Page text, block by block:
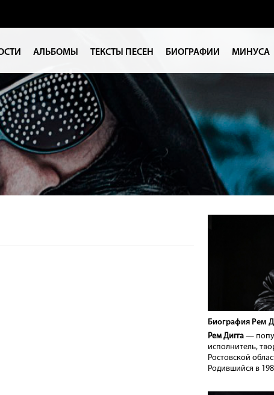
АЛЬБОМЫ ТЕКСТЫ ПЕСЕН БИОГРАФИИ МИНУСА
Биография Рем
Рем Дигга—
исполнитель,
Ростовской
Родившийся в